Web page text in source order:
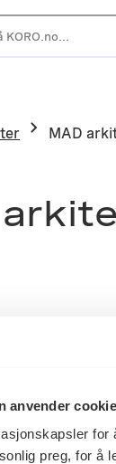
anvender
for
preg, for å
MAD